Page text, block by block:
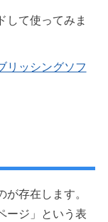
して使ってみま
リッシングソフ
存在します。
ージ」という表